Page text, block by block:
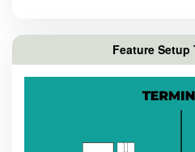
Feature Setup